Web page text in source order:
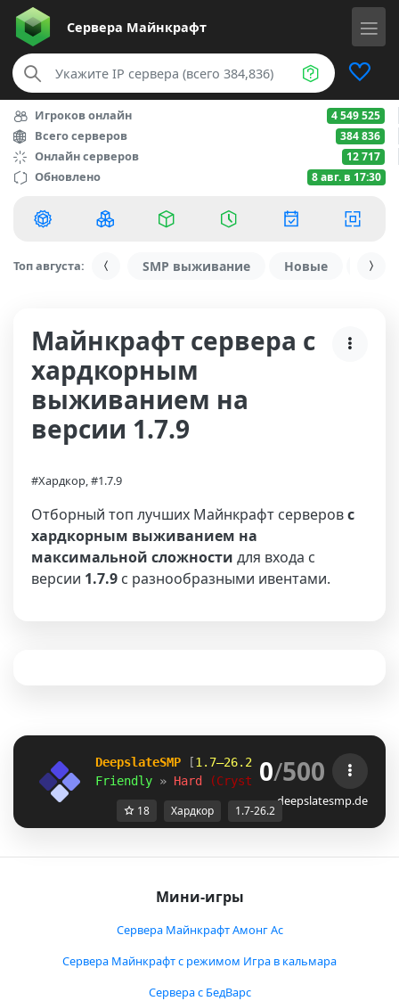
Сервера Майнкрафт
Игроков онлайн 4 549 525
Всего серверов 384 836
Онлайн серверов 12 717
Обновлено 8 авг. в 17:30
Топ августа: SMP выживание Новые С
Майнкрафт сервера с
хардкорным
выживанием на
версии 1.7.9
#Хардкор, #1.7.9
Отборный топ лучших Майнкрафт серверовс
хардкорным выживанием на
максимальной сложности для входа с
версии 1.7.9 с разнообразными ивентами.
DeepslateSMP [1.7–26.2
Friendly » Hard (Crystal PvP) »
0/500
deepslatesmp.de
18 Хардкор 1.7-26.2
Мини-игры
Сервера Майнкрафт Амонг Ас
Сервера Майнкрафт с режимом Игра в кальмара
Сервера с БедВарс